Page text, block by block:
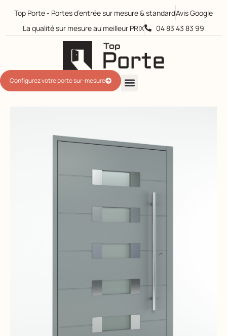
Top Porte - Portes d’entrée sur mesure & standardAvis Google
La qualité sur mesure au meilleur PRIX​
04 83 43 83 99
Configurez votre porte sur-mesure